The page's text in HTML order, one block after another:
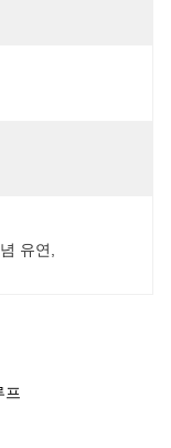
유연
프